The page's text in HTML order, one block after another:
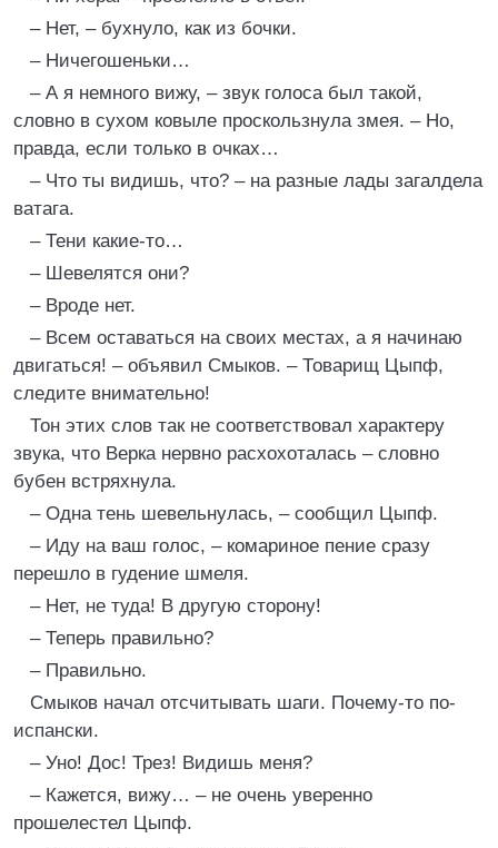
– Нет, – бухнуло, как из бочки.
– Ничегошеньки…
– А я немного вижу, – звук голоса был такой,
словно в сухом ковыле проскользнула змея. – Но,
правда, если только в очках…
– Что ты видишь, что? – на разные лады загалдела
ватага.
– Тени какие-то…
– Шевелятся они?
– Вроде нет.
– Всем оставаться на своих местах, а я начинаю
двигаться! – объявил Смыков. – Товарищ Цыпф,
следите внимательно!
Тон этих слов так не соответствовал характеру
звука, что Верка нервно расхохоталась – словно
бубен встряхнула.
– Одна тень шевельнулась, – сообщил Цыпф.
– Иду на ваш голос, – комариное пение сразу
перешло в гудение шмеля.
– Нет, не туда! В другую сторону!
– Теперь правильно?
– Правильно.
Смыков начал отсчитывать шаги. Почему-то по-
испански.
– Уно! Дос! Трез! Видишь меня?
– Кажется, вижу… – не очень уверенно
прошелестел Цыпф.